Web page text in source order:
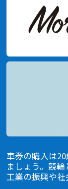
車券の購入は
ましょう。競
⼯業の振興や社